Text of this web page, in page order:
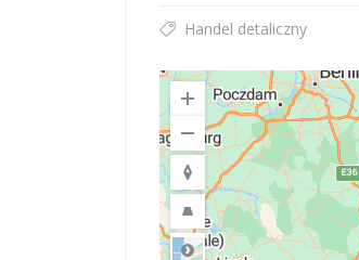
Handel detaliczny